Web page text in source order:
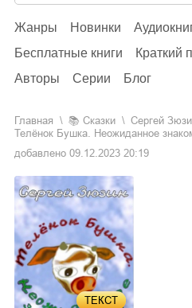
Жанры Новинки
Бесплатные книги
Краткий
Авторы
Серии Блог
Главная 📚 сказки
Сергей
Телёнок Бушка. Неожиданное
добавлено 09.12.2023 20:19
ТЕКСТ